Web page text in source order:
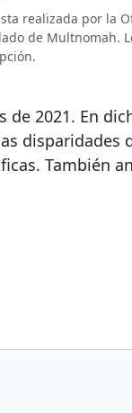
realizada por la
de Multnomah.
2021. En
disparidades
También